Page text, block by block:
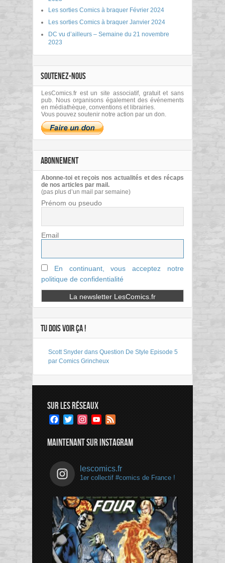
Les sorties Comics à braquer Février 2024
Les sorties Comics à braquer Janvier 2024
DC vu d’ailleurs – Semaine du 21 novembre
2023
SOUTENEZ-NOUS
LesComics.fr est un site associatif, gratuit et sans
pub. Nous organisons également des événements
en médiathèque, conventions et librairies.
Vous pouvez soutenir notre action par un don.
ABONNEMENT
Abonne-toi et reçois nos actualités et des récaps
de nos articles par mail.
(pas plus d’un mail par semaine)
Prénom ou pseudo
Email
En continuant, vous acceptez notre
politique de confidentialité
TU DOIS VOIR ÇA !
Scott Snyder dans Question De Style Episode 5
par Comics Grincheux
SUR LES RÉSEAUX
Facebook
TwitterInstagramYouTube
MAINTENANT SUR INSTAGRAM
lescomics.fr
1er collectif #comics de France !